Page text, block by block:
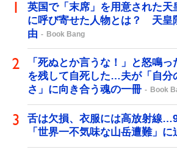
英国で「末席」を用意された天
に呼び寄せた人物とは？ 天皇
由
Book Bang
「死ぬとか言うな！」と怒鳴
を残して自死した…夫が「自分
さ」に向き合う魂の一冊
Book
舌は欠損、衣服には高放射線
「世界一不気味な山岳遭難」に